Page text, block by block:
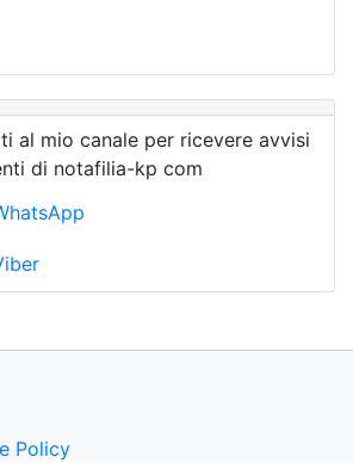
al mio canale per ricevere avvisi
di notafilia-kp com
Policy